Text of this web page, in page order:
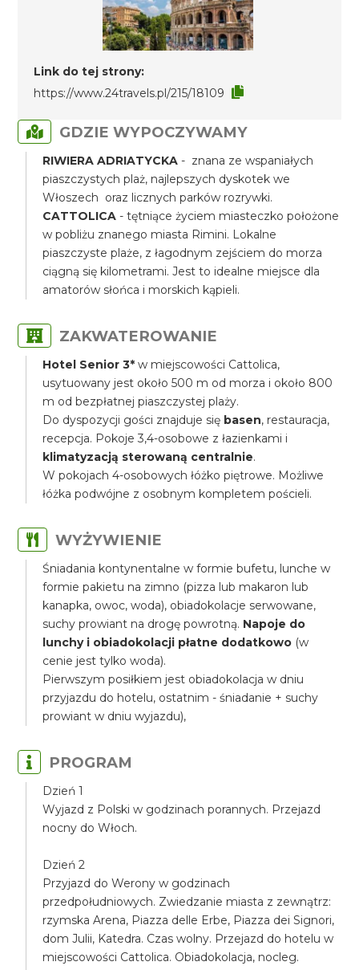
Link do tej strony:
https://www.24travels.pl/215/18109
GDZIE WYPOCZYWAMY
RIWIERA ADRIATYCKA- znana ze wspaniałych
piaszczystych plaż, najlepszych dyskotek we
Włoszech oraz licznych parków rozrywki.
CATTOLICA - tętniące życiem miasteczko położone
w pobliżu znanego miasta Rimini. Lokalne
piaszczyste plaże, z łagodnym zejściem do morza
ciągną się kilometrami. Jest to idealne miejsce dla
amatorów słońca i morskich kąpieli.
ZAKWATEROWANIE
Hotel Senior 3* w miejscowości Cattolica,
usytuowany jest około 500 m od morza i około 800
m od bezpłatnej piaszczystej plaży.
Do dyspozycji gości znajduje się basen, restauracja,
recepcja. Pokoje 3,4-osobowe z łazienkami i
klimatyzacją sterowaną centralnie.
W pokojach 4-osobowych łóżko piętrowe. Możliwe
łóżka podwójne z osobnym kompletem pościeli.
WYŻYWIENIE
Śniadania kontynentalne w formie bufetu, lunche w
formie pakietu na zimno (pizza lub makaron lub
kanapka, owoc, woda), obiadokolacje serwowane,
suchy prowiant na drogę powrotną. Napoje do
lunchy i obiadokolacji płatne dodatkowo (w
cenie jest tylko woda).
Pierwszym posiłkiem jest obiadokolacja w dniu
przyjazdu do hotelu, ostatnim - śniadanie + suchy
prowiant w dniu wyjazdu),
PROGRAM
Dzień 1
Wyjazd z Polski w godzinach porannych. Przejazd
nocny do Włoch.
Dzień 2
Przyjazd do Werony w godzinach
przedpołudniowych. Zwiedzanie miasta z zewnątrz:
rzymska Arena, Piazza delle Erbe, Piazza dei Signori,
dom Julii, Katedra. Czas wolny. Przejazd do hotelu w
miejscowości Cattolica. Obiadokolacja, nocleg.